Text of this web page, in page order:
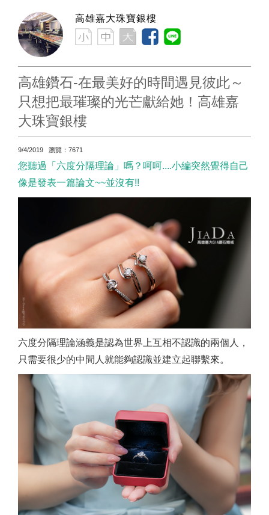
高雄嘉大珠寶銀樓
高雄鑽石-在最美好的時間遇見彼此～
只想把最璀璨的光芒獻給她！高雄嘉
大珠寶銀樓
9/4/2019 瀏覽：7671
您聽過「六度分隔理論」嗎？呵呵....小編突然覺得自己
像是發表一篇論文~~並沒有!!
六度分隔理論涵義是認為世界上互相不認識的兩個人，
只需要很少的中間人就能夠認識並建立起聯繫來。